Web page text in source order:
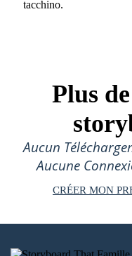
tacchino.
Plus
Aucun
Aucune
CRÉER MON